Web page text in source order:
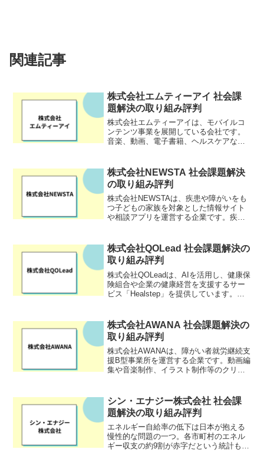
関連記事
株式会社エムティーアイ 社会課
題解決の取り組み評判
株式会社エムティーアイは、モバイルコ
ンテンツ事業を展開している会社です。
音楽、動画、電子書籍、ヘルスケアな
イト「ライフレンジャー天気」の売上の
一部を被災地に寄付し、エコキ...
株式会社NEWSTA 社会課題解決
の取り組み評判
株式会社NEWSTAは、疾患や障がいをも
つ子どもの家族を対象とした情報サイト
や相談アプリを運営する企業です。疾患
える同じ境遇の家族同士が出会い、コミ
ュニケーション...
株式会社QOLead 社会課題解決の
取り組み評判
株式会社QOLeadは、AIを活用し、健康保
険組合や企業の健康経営を支援するサー
ビス「Healstep」を提供しています。保
スのマッチングなどを提供し、保健事業
の効率化...
株式会社AWANA 社会課題解決の
取り組み評判
株式会社AWANAは、障がい者就労継続支
援B型事業所を運営する企業です。動画編
集や音楽制作、イラスト制作等のクリエ
ートも行っており、地域の企業や障がい
者雇用に理解がある...
シン・エナジー株式会社 社会課
題解決の取り組み評判
エネルギー自給率の低下は日本が抱える
慢性的な問題の一つ。各市町村のエネル
ギー収支の約9割が赤字だという統計もあ